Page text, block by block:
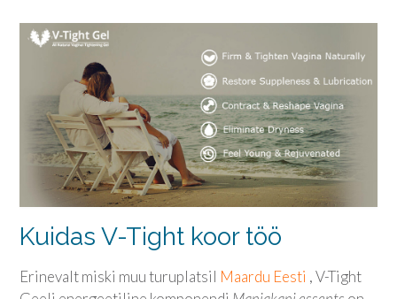
Kuidas V-Tight koor töö
Erinevalt miski muu turuplatsil Maardu Eesti , V-Tight